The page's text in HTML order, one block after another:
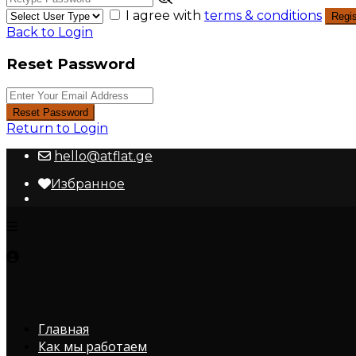
I agree with terms & conditions
Back to Login
Reset Password
Reset Password
Return to Login
hello@atflat.ge
Избранное
Главная
Как мы работаем